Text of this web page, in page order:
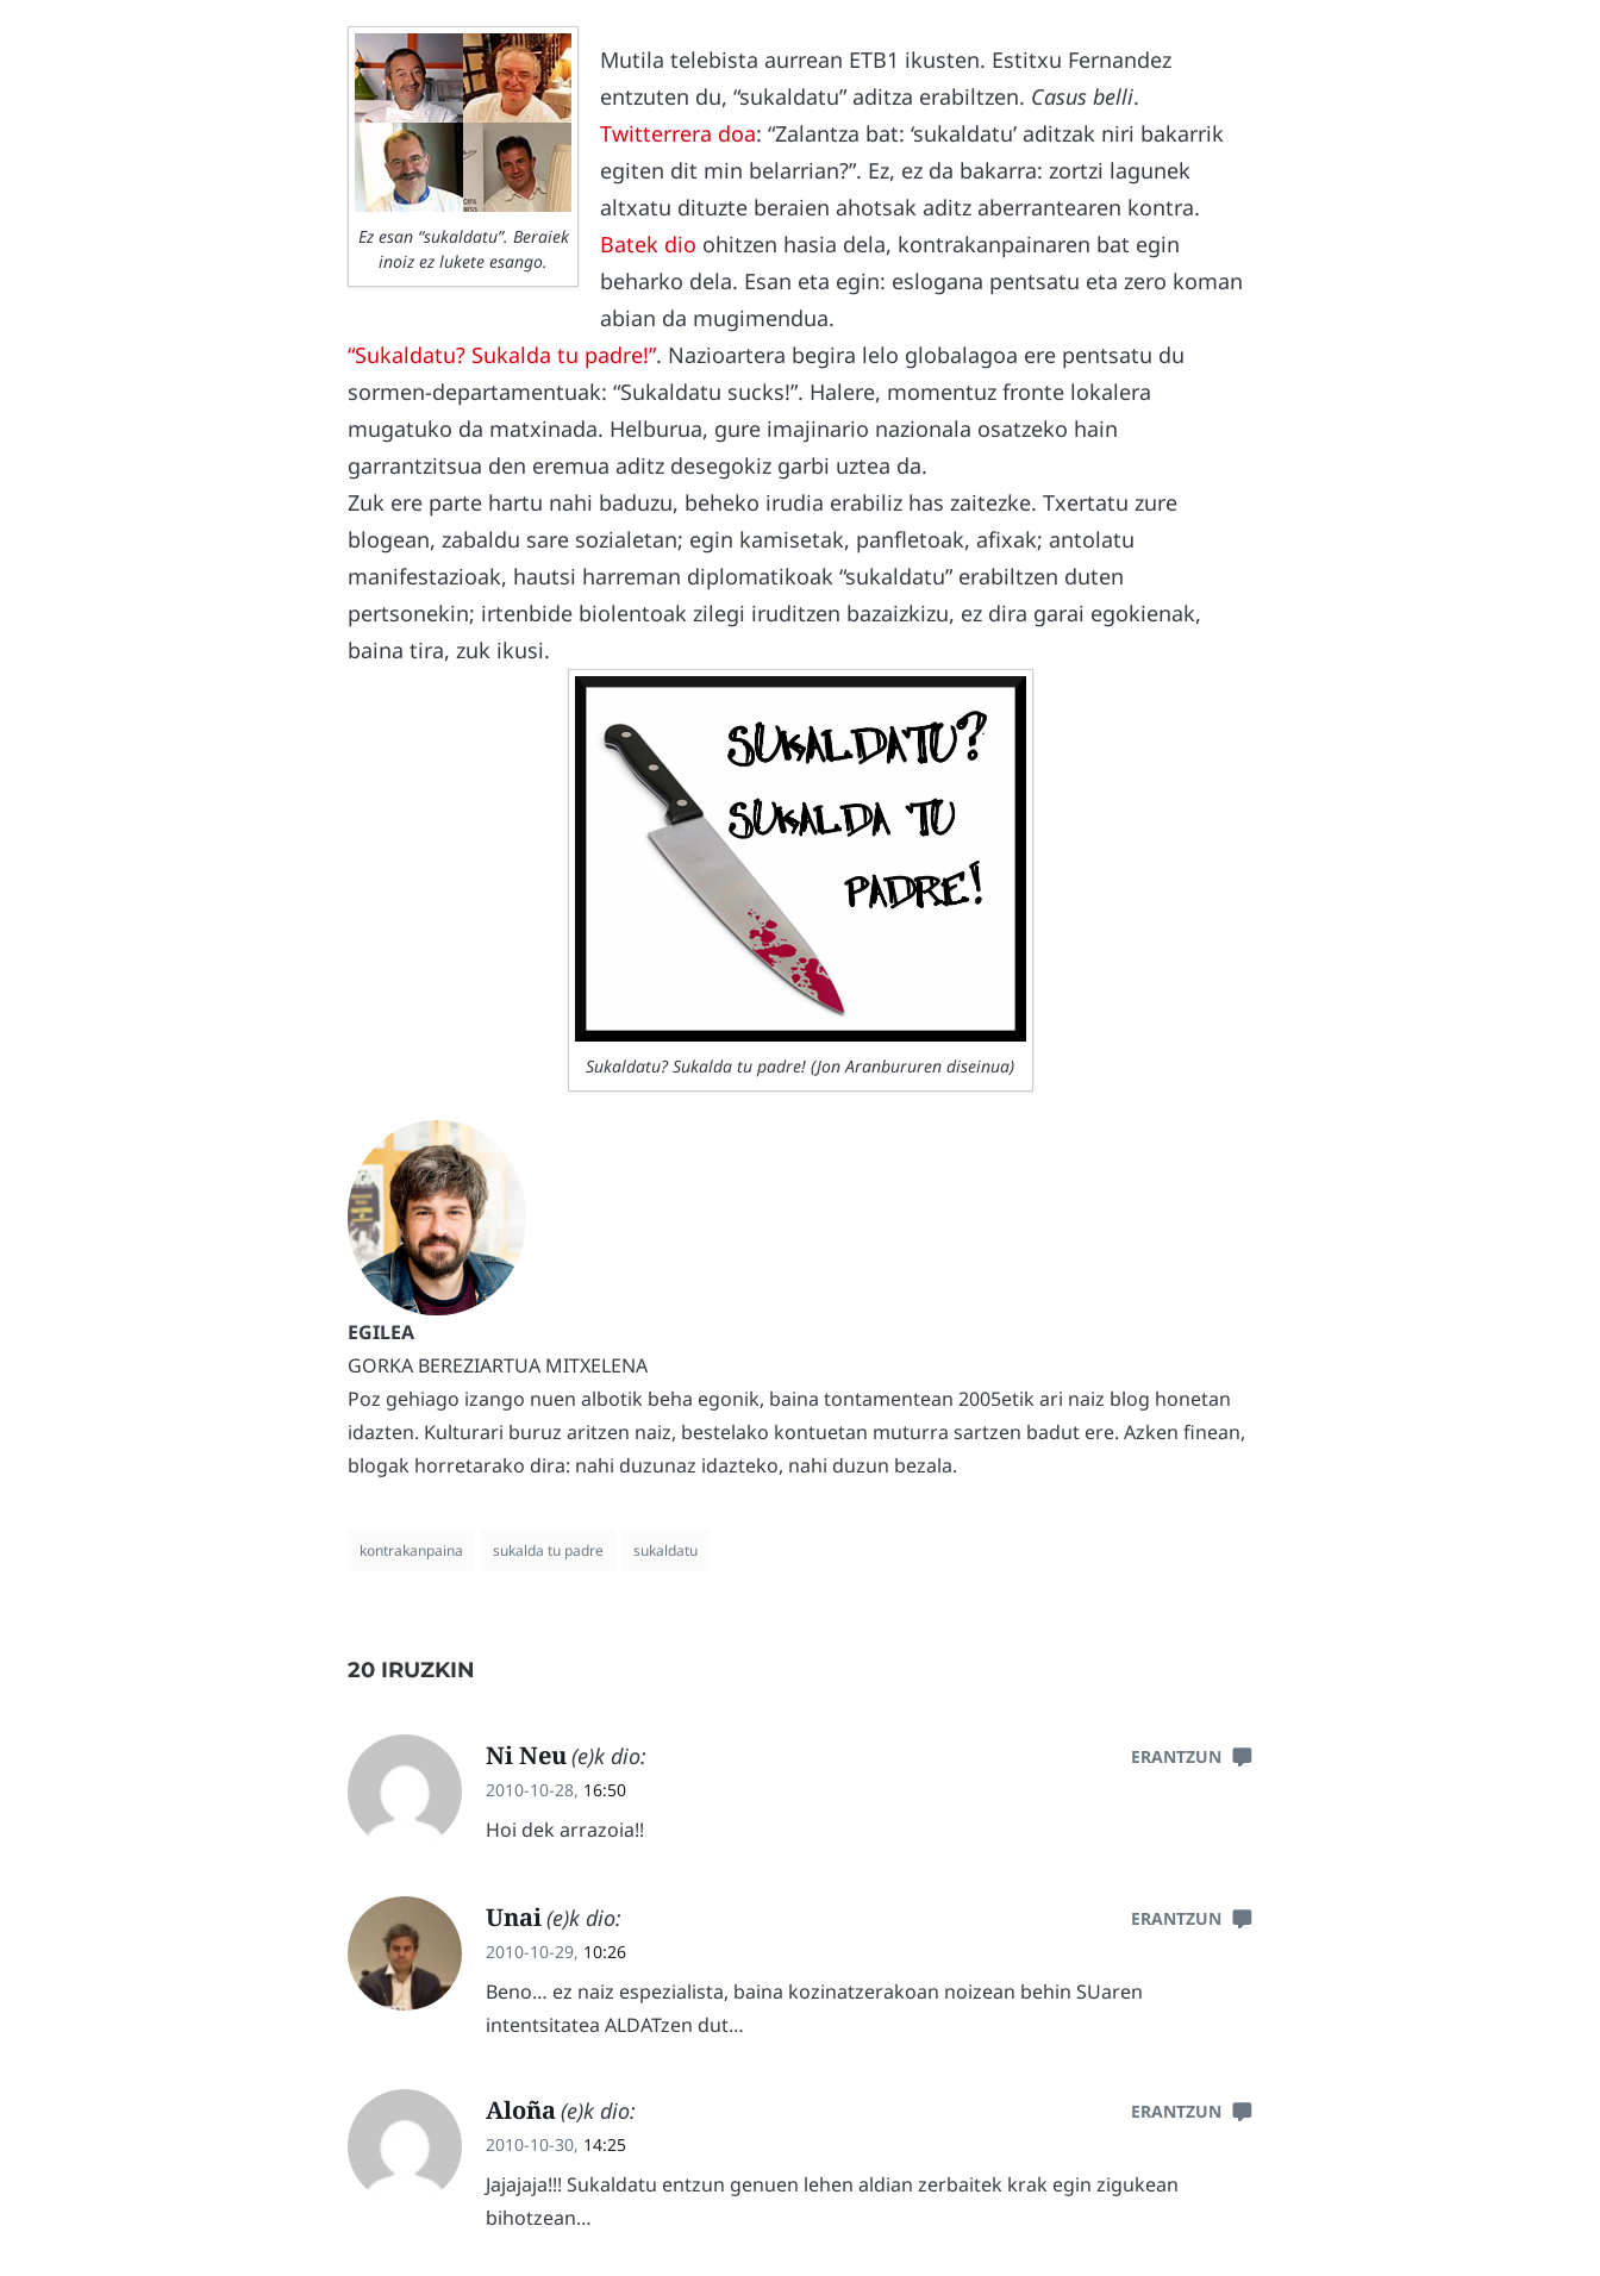
Ez esan “sukaldatu”. Beraiek
inoiz ez lukete esango.
Mutila telebista aurrean ETB1 ikusten. Estitxu Fernandez
entzuten du, “sukaldatu” aditza erabiltzen. Casus belli.
Twitterrera doa: “Zalantza bat: ‘sukaldatu’ aditzak niri bakarrik
egiten dit min belarrian?”. Ez, ez da bakarra: zortzi lagunek
altxatu dituzte beraien ahotsak aditz aberrantearen kontra.
Batek dio ohitzen hasia dela, kontrakanpainaren bat egin
beharko dela. Esan eta egin: eslogana pentsatu eta zero koman
abian da mugimendua.
“Sukaldatu? Sukalda tu padre!”. Nazioartera begira lelo globalagoa ere pentsatu du
sormen-departamentuak: “Sukaldatu sucks!”. Halere, momentuz fronte lokalera
mugatuko da matxinada. Helburua, gure imajinario nazionala osatzeko hain
garrantzitsua den eremua aditz desegokiz garbi uztea da.
Zuk ere parte hartu nahi baduzu, beheko irudia erabiliz has zaitezke. Txertatu zure
blogean, zabaldu sare sozialetan; egin kamisetak, panfletoak, afixak; antolatu
manifestazioak, hautsi harreman diplomatikoak “sukaldatu” erabiltzen duten
pertsonekin; irtenbide biolentoak zilegi iruditzen bazaizkizu, ez dira garai egokienak,
baina tira, zuk ikusi.
Sukaldatu? Sukalda tu padre! (Jon Aranbururen diseinua)
GORKA BEREZIARTUA MITXELENA
Poz gehiago izango nuen albotik beha egonik, baina tontamentean 2005etik ari naiz blog honetan
idazten. Kulturari buruz aritzen naiz, bestelako kontuetan muturra sartzen badut ere. Azken finean,
blogak horretarako dira: nahi duzunaz idazteko, nahi duzun bezala.
kontrakanpaina sukalda tu padre sukaldatu
20 IRUZKIN
Ni Neu(e)k dio:
ERANTZUN
2010-10-28, 16:50
Hoi dek arrazoia!!
Unai(e)k dio:
ERANTZUN
2010-10-29, 10:26
Beno… ez naiz espezialista, baina kozinatzerakoan noizean behin SUaren
intentsitatea ALDATzen dut…
Aloña(e)k dio:
ERANTZUN
2010-10-30, 14:25
Jajajaja!!! Sukaldatu entzun genuen lehen aldian zerbaitek krak egin zigukean
bihotzean…